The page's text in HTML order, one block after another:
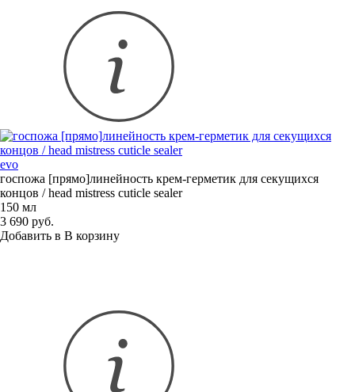
evo
госпожа [прямо]линейность крем-герметик для секущихся
концов / head mistress cuticle sealer
150 мл
3 690 руб.
Добавить в В корзину